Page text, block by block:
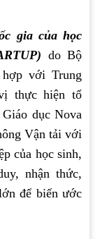
gia của học
do Bộ
với Trung
thực hiện tổ
dục Nova
Vận tải với
của học sinh,
nhận thức,
để biến ước